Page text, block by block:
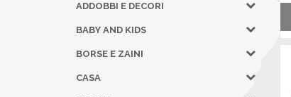
ADDOBBI E DECORI
BABY AND KIDS
BORSE E ZAINI
CASA